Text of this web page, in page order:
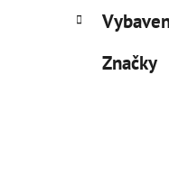
s
e
Značky